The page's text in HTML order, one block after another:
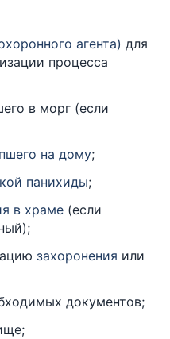
агента) для
процесса
в морг (если
на дому;
панихиды;
в храме (если
захоронения или
документов;